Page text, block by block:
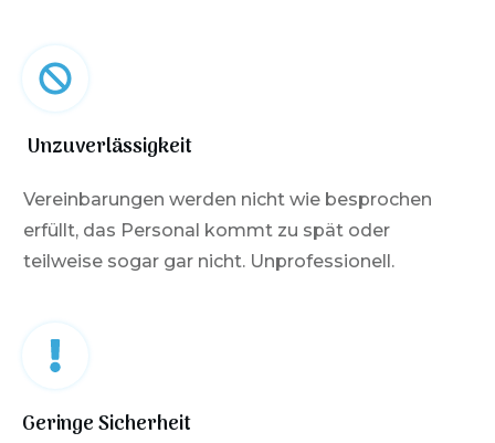
Unzuverlässigkeit
Vereinbarungen werden nicht wie besprochen
erfüllt, das Personal kommt zu spät oder
teilweise sogar gar nicht. Unprofessionell.
Geringe Sicherheit